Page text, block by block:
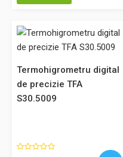
Termohigrometru digital cu
Termohigrometru digital
de precizie TFA
S30.5009